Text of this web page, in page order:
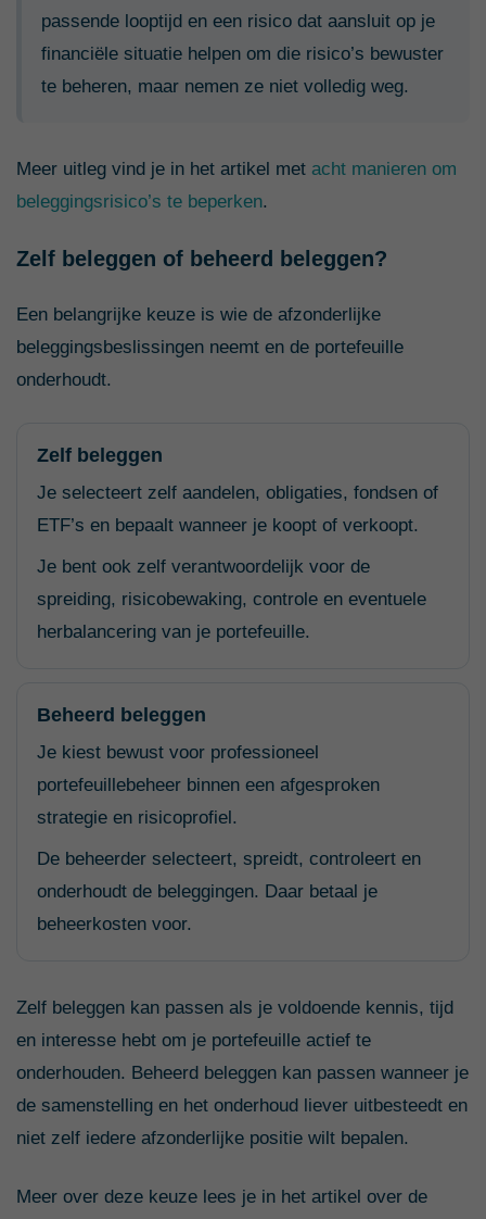
passende looptijd en een risico dat aansluit op je
financiële situatie helpen om die risico’s bewuster
te beheren, maar nemen ze niet volledig weg.
Meer uitleg vind je in het artikel met acht manieren om
beleggingsrisico’s te beperken.
Zelf beleggen of beheerd beleggen?
Een belangrijke keuze is wie de afzonderlijke
beleggingsbeslissingen neemt en de portefeuille
onderhoudt.
Zelf beleggen
Je selecteert zelf aandelen, obligaties, fondsen of
ETF’s en bepaalt wanneer je koopt of verkoopt.
Je bent ook zelf verantwoordelijk voor de
spreiding, risicobewaking, controle en eventuele
herbalancering van je portefeuille.
Beheerd beleggen
Je kiest bewust voor professioneel
portefeuillebeheer binnen een afgesproken
strategie en risicoprofiel.
De beheerder selecteert, spreidt, controleert en
onderhoudt de beleggingen. Daar betaal je
beheerkosten voor.
Zelf beleggen kan passen als je voldoende kennis, tijd
en interesse hebt om je portefeuille actief te
onderhouden. Beheerd beleggen kan passen wanneer je
de samenstelling en het onderhoud liever uitbesteedt en
niet zelf iedere afzonderlijke positie wilt bepalen.
Meer over deze keuze lees je in het artikel over de